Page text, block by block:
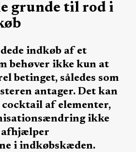
grunde til rod i
indkøb af et
behøver ikke kun at
betinget, således som
antager. Det kan
cocktail af elementer,
ikke
afhjælper
i indkøbskæden.